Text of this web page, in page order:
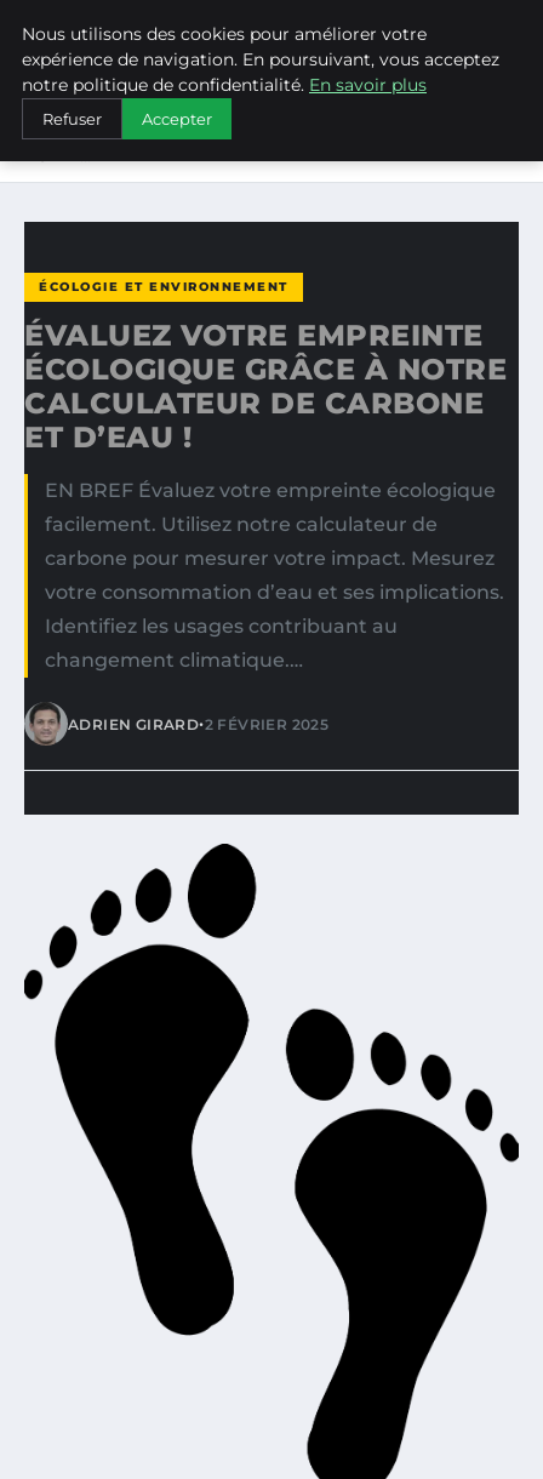
WEARECLIMATECONTROL
ACCUEIL
ÉCOLOGIE ET ENVIRONNEMENT
ÉVALUEZ VOTRE EMPREINTE ÉCOLOGIQUE GRÂCE À
ÉCOLOGIE ET ENVIRONNEMENT
ÉVALUEZ VOTRE EMPREINTE
ÉCOLOGIQUE GRÂCE À NOTRE
CALCULATEUR DE CARBONE
ET D’EAU !
EN BREF Évaluez votre empreinte écologique
facilement. Utilisez notre calculateur de
carbone pour mesurer votre impact. Mesurez
votre consommation d’eau et ses implications.
Identifiez les usages contribuant au
changement climatique.…
ADRIEN GIRARD•2 FÉVRIER 2025
Nous utilisons des cookies pour améliorer votre
expérience de navigation. En poursuivant, vous acceptez
notre politique de confidentialité. En savoir plus
Refuser Accepter